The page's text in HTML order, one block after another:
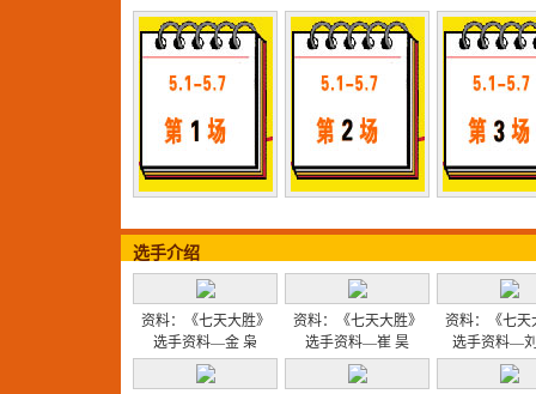
选手介绍
资料：《七天大胜》
选手资料—金 枭
资料：《七天大胜》
选手资料—崔 昊
资料：《七天
选手资料—